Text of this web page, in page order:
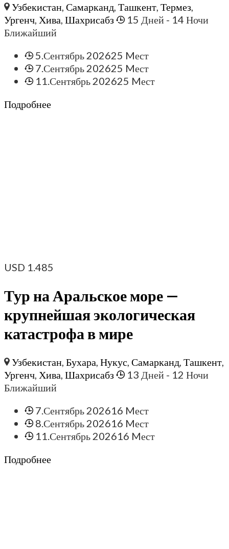
Узбекистан,Самарканд,Ташкент,Термез,
Ургенч, Хива, Шахрисабз 15 Дней - 14 Ночи
Ближайший
5.Сентябрь 202625 Mест
7.Сентябрь 202625 Mест
11.Сентябрь 202625 Mест
Подробнее
USD 1.485
Тур на Аральское море —
крупнейшая экологическая
катастрофа в мире
Узбекистан,Бухара,Нукус,Самарканд,Ташкент,
Ургенч, Хива, Шахрисабз 13 Дней - 12 Ночи
Ближайший
7.Сентябрь 202616 Mест
8.Сентябрь 202616 Mест
11.Сентябрь 202616 Mест
Подробнее